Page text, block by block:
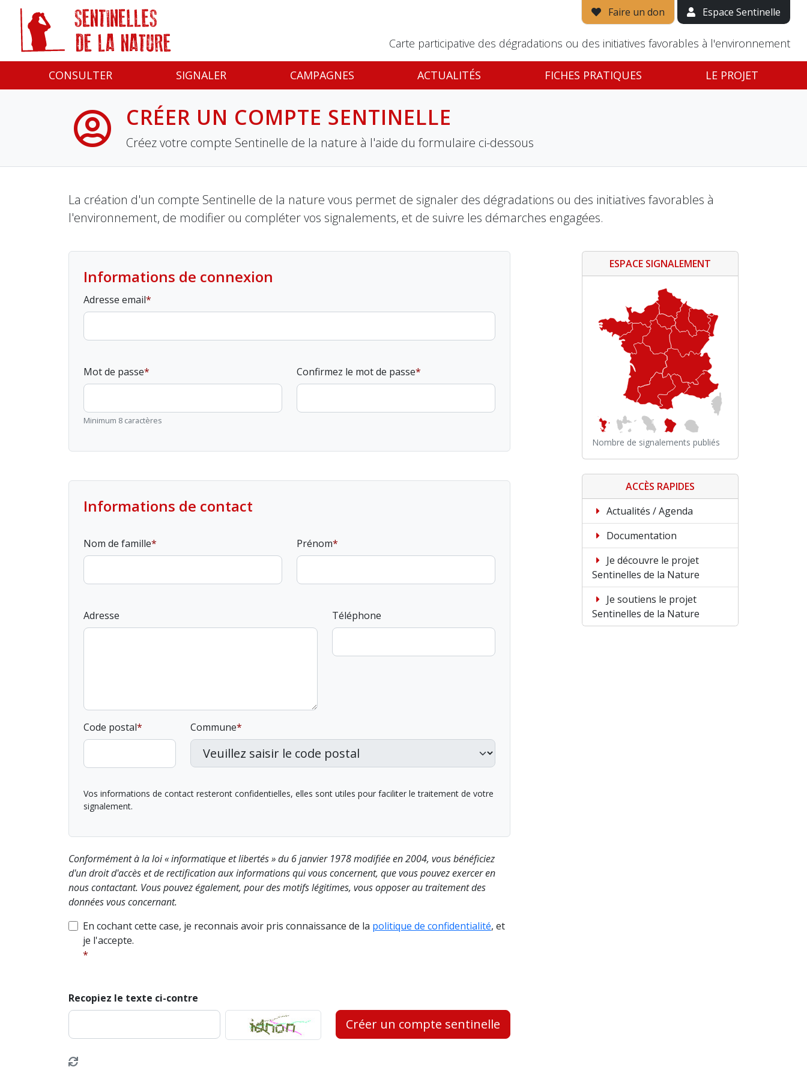
Faire un don Espace Sentinelle
Carte participative des dégradations ou des initiatives favorables à l'environnement
CONSULTER SIGNALER CAMPAGNES ACTUALITÉS FICHES PRATIQUES LE PROJET
CRÉER UN COMPTE SENTINELLE
Créez votre compte Sentinelle de la nature à l'aide du formulaire ci-dessous
La création d'un compte Sentinelle de la nature vous permet de signaler des dégradations ou des initiatives favorables à
l'environnement, de modifier ou compléter vos signalements, et de suivre les démarches engagées.
Informations de connexion
Adresse email
Mot de passe
Minimum 8 caractères
Confirmez le mot de passe
Informations de contact
Nom de famille Prénom
Adresse Téléphone
Code postal Commune
Vos informations de contact resteront confidentielles, elles sont utiles pour faciliter le traitement de votre
signalement.
Conformément à la loi « informatique et libertés » du 6 janvier 1978 modifiée en 2004, vous bénéficiez
d'un droit d'accès et de rectification aux informations qui vous concernent, que vous pouvez exercer en
nous contactant. Vous pouvez également, pour des motifs légitimes, vous opposer au traitement des
données vous concernant.
En cochant cette case, je reconnais avoir pris connaissance de la politique de confidentialité, et
je l'accepte.
Recopiez le texte ci-contre
Créer un compte sentinelle
ESPACE SIGNALEMENT
Nombre de signalements publiés
ACCÈS RAPIDES
Actualités / Agenda
Documentation
Je découvre le projet
Sentinelles de la Nature
Je soutiens le projet
Sentinelles de la Nature
Panneau de gestion des cookies